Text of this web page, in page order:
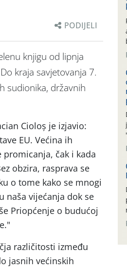
PODIJELI
knjigu od lipnja
kraja savjetovanja 7.
sudionika, državnih
Cioloș je izjavio:
EU. Većina ih
čak i kada
obzira, rasprava se
o tome kako se mnogi
naša vijećanja dok se
Priopćenje o budućoj
različitosti između
jasnih većinskih